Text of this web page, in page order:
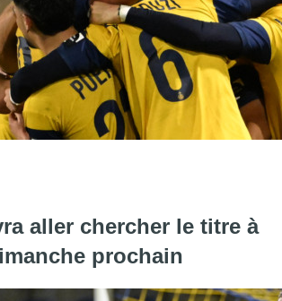
l'article "Championnat de Belgique : les
aller chercher le titre à
prochain